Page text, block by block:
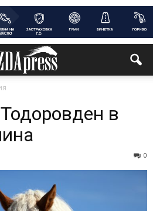
в
0